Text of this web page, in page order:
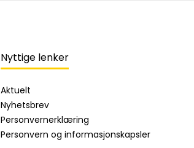
Nyttige lenker
Aktuelt
Nyhetsbrev
Personvernerklæring
Personvern og informasjonskapsler